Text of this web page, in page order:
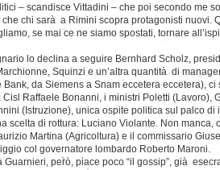
– scandisce Vittadini – che poi secondo me
chi sarà a Rimini scopra protagonisti nuovi.
se mai ce ne siamo spostati, tornare
lo declina a seguire Bernhard Scholz,
Squinzi e un’altra quantità di
da Siemens a Snam eccetera eccetera), ci
Raffaele Bonanni, i ministri Poletti (Lavoro),
(Istruzione), unica ospite politica sul palco di
scelta di rottura: Luciano Violante. Non manca,
Martina (Agricoltura) e il commissario
col governatore lombardo Roberto Maroni.
però, piace poco “il gossip”, già